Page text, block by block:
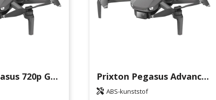
Prixton Pegasus 720p GPS-drone Prixton Pegasus Advanced 1080p GPS-drone
ABS-kunststof